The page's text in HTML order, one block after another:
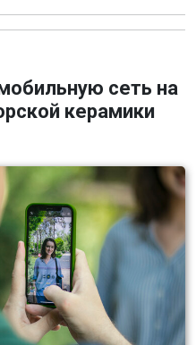
сеть на
керамики